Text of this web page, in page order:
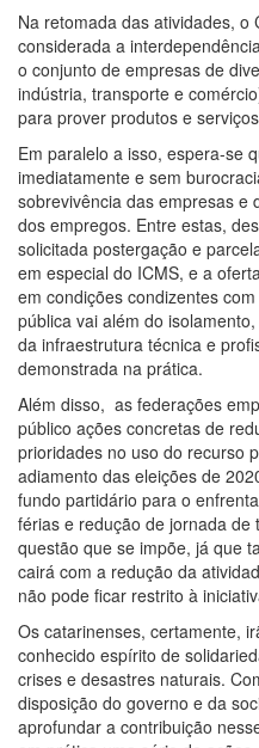
Na retomada das atividades, o
considerada a
o conjunto de empresas de
indústria, transporte e
para prover produtos e
Em paralelo a isso, espera-se
imediatamente e sem
sobrevivência das empresas e
dos empregos. Entre estas,
solicitada postergação e
em especial do ICMS, e a
em condições condizentes
pública vai além do
da infraestrutura técnica e
demonstrada na prática.
Além disso, as federações
público ações concretas de
prioridades no uso do recurso
adiamento das eleições de
fundo partidário para o
férias e redução de jornada
questão que se impõe, já que
cairá com a redução da
não pode ficar restrito à
Os catarinenses, certamente,
conhecido espírito de
crises e desastres naturais.
disposição do governo e da
aprofundar a contribuição